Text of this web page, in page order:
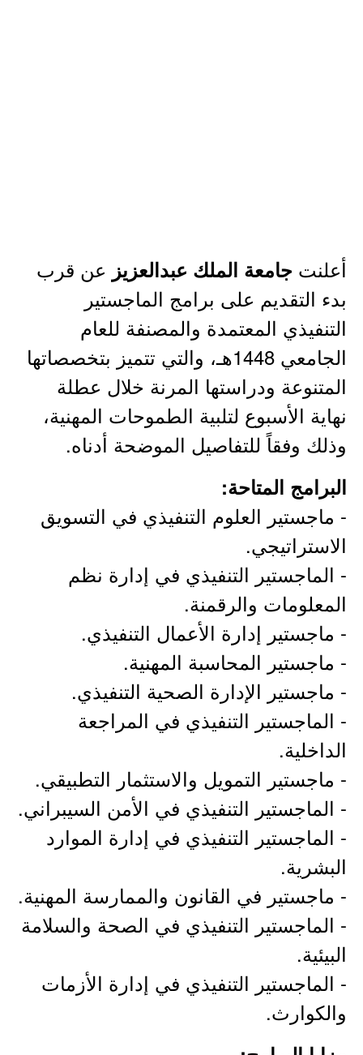
أعلنت جامعة الملك عبدالعزيز عن قرب
بدء التقديم على برامج الماجستير
التنفيذي المعتمدة والمصنفة للعام
الجامعي 1448هـ، والتي تتميز بتخصصاتها
المتنوعة ودراستها المرنة خلال عطلة
نهاية الأسبوع لتلبية الطموحات المهنية،
وذلك وفقاً للتفاصيل الموضحة أدناه.
البرامج المتاحة:
- ماجستير العلوم التنفيذي في التسويق
الاستراتيجي.
- الماجستير التنفيذي في إدارة نظم
المعلومات والرقمنة.
- ماجستير إدارة الأعمال التنفيذي.
- ماجستير المحاسبة المهنية.
- ماجستير الإدارة الصحية التنفيذي.
- الماجستير التنفيذي في المراجعة
الداخلية.
- ماجستير التمويل والاستثمار التطبيقي.
- الماجستير التنفيذي في الأمن السيبراني.
- الماجستير التنفيذي في إدارة الموارد
البشرية.
- ماجستير في القانون والممارسة المهنية.
- الماجستير التنفيذي في الصحة والسلامة
البيئية.
- الماجستير التنفيذي في إدارة الأزمات
والكوارث.